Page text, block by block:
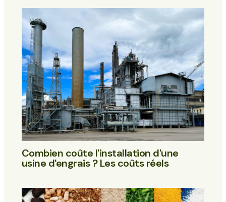
Combien coûte l'installation d'une
usine d'engrais ? Les coûts réels